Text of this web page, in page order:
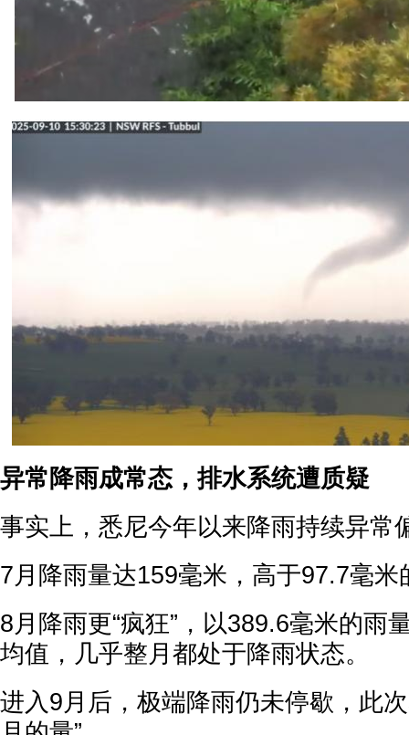
异常降雨成常态，排水系统遭质疑
事实上，悉尼今年以来降雨持续异常
7月降雨量达159毫米，高于97.7毫米
8月降雨更“疯狂”，以389.6毫米的雨
均值，几乎整月都处于降雨状态。
进入9月后，极端降雨仍未停歇，此